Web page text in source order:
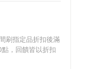
刷指定品折扣後滿
，回饋皆以折扣